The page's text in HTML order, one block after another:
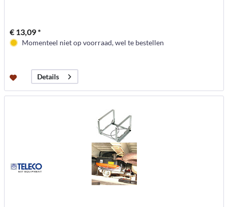
€ 13,09 *
Momenteel niet op voorraad, wel te bestellen
Details